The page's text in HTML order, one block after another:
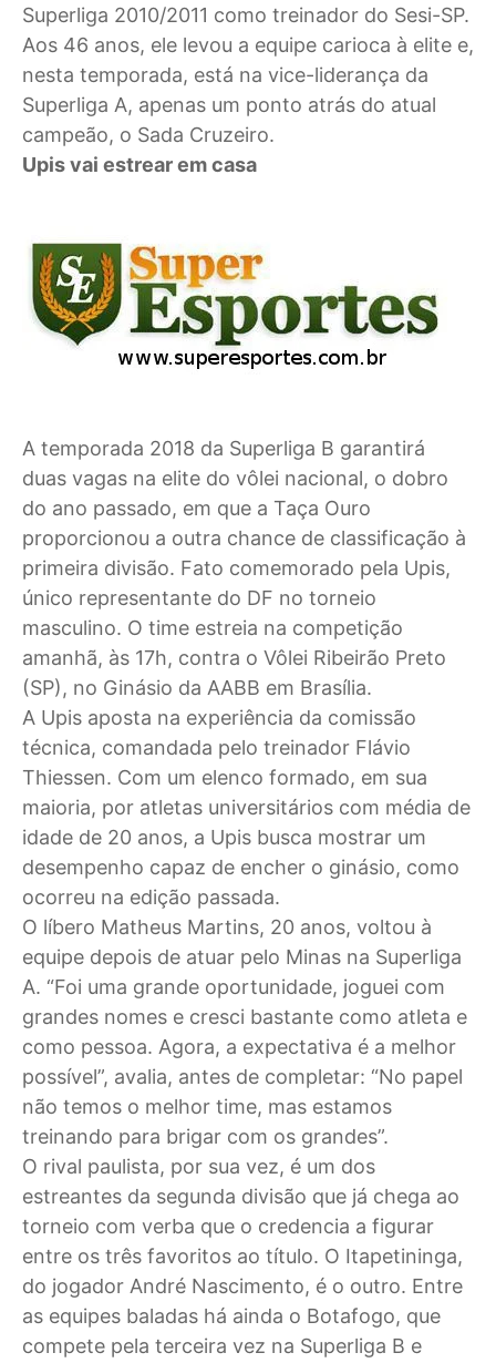
Superliga 2010/2011 como treinador do Sesi-SP.
Aos 46 anos, ele levou a equipe carioca à elite e,
nesta temporada, está na vice-liderança da
Superliga A, apenas um ponto atrás do atual
campeão, o Sada Cruzeiro.
Upis vai estrear em casa
A temporada 2018 da Superliga B garantirá
duas vagas na elite do vôlei nacional, o dobro
do ano passado, em que a Taça Ouro
proporcionou a outra chance de classificação à
primeira divisão. Fato comemorado pela Upis,
único representante do DF no torneio
masculino. O time estreia na competição
amanhã, às 17h, contra o Vôlei Ribeirão Preto
(SP), no Ginásio da AABB em Brasília.
A Upis aposta na experiência da comissão
técnica, comandada pelo treinador Flávio
Thiessen. Com um elenco formado, em sua
maioria, por atletas universitários com média de
idade de 20 anos, a Upis busca mostrar um
desempenho capaz de encher o ginásio, como
ocorreu na edição passada.
O líbero Matheus Martins, 20 anos, voltou à
equipe depois de atuar pelo Minas na Superliga
A. “Foi uma grande oportunidade, joguei com
grandes nomes e cresci bastante como atleta e
como pessoa. Agora, a expectativa é a melhor
possível”, avalia, antes de completar: “No papel
não temos o melhor time, mas estamos
treinando para brigar com os grandes”.
O rival paulista, por sua vez, é um dos
estreantes da segunda divisão que já chega ao
torneio com verba que o credencia a figurar
entre os três favoritos ao título. O Itapetininga,
do jogador André Nascimento, é o outro. Entre
as equipes baladas há ainda o Botafogo, que
compete pela terceira vez na Superliga B e